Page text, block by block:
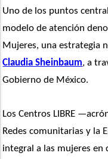
Uno de los puntos
modelo de atención
Claudia Sheinbaum, a
Gobierno de México.
Los Centros LIBRE
Redes comunitarias y la
integral a las mujeres en